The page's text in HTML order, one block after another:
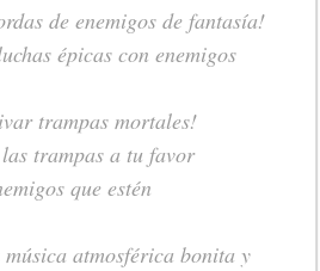
de enemigos de fantasía!
épicas con enemigos
trampas mortales!
trampas a tu favor
que estén
atmosférica bonita y